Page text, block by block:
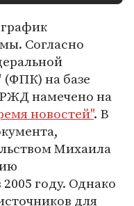
Согласно
на базе
намечено на
новостей". В
Михаила
году. Однако
для